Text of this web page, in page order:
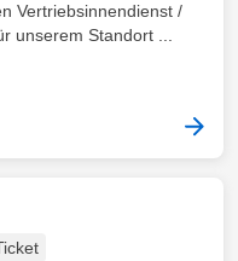
Vertriebsinnendienst /
unserem Standort ...